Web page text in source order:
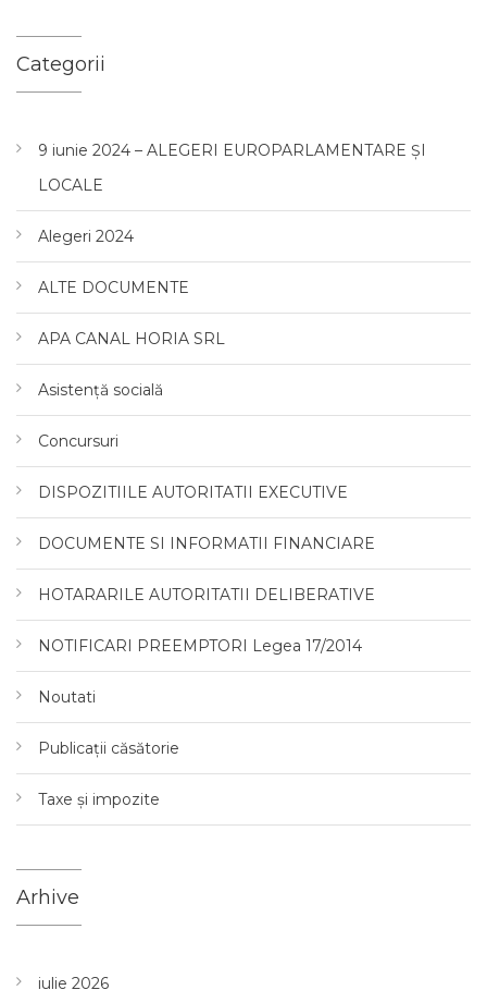
Categorii
9 iunie 2024 – ALEGERI EUROPARLAMENTARE ȘI
LOCALE
Alegeri 2024
ALTE DOCUMENTE
APA CANAL HORIA SRL
Asistență socială
Concursuri
DISPOZITIILE AUTORITATII EXECUTIVE
DOCUMENTE SI INFORMATII FINANCIARE
HOTARARILE AUTORITATII DELIBERATIVE
NOTIFICARI PREEMPTORI Legea 17/2014
Noutati
Publicații căsătorie
Taxe și impozite
Arhive
iulie 2026